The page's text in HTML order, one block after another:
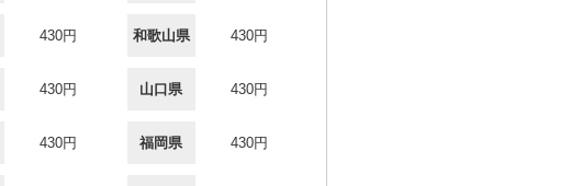
430円 和歌山県 430円
430円 山口県 430円
430円 福岡県 430円